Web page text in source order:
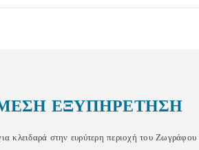
ΕΞΥΠΗΡΕΤΗΣΗ
κλειδαρά στην ευρύτερη περιοχή του Ζωγράφου